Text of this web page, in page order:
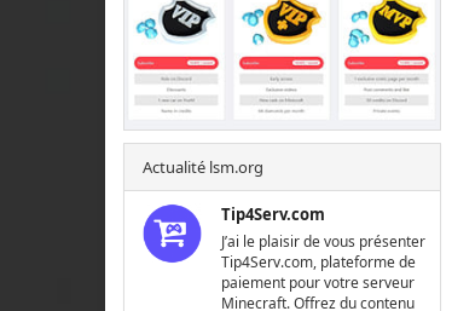
Actualité lsm.org
Tip4Serv.com
J’ai le plaisir de vous présenter
Tip4Serv.com, plateforme de
paiement pour votre serveur
Minecraft. Offrez du contenu